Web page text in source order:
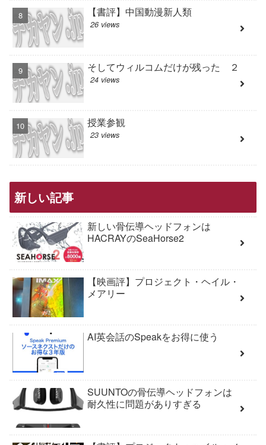
【書評】中国動漫新人類
26 views
そしてウィルコムだけが残った ２
24 views
授業参観
23 views
新しい記事
新しい骨伝導ヘッドフォンは
HACRAYのSeaHorse2
【映画評】プロジェクト・ヘイル・
メアリー
AI英会話のSpeakをお得に使う
SUUNTOの骨伝導ヘッドフォンは
耐久性に問題がありすぎる